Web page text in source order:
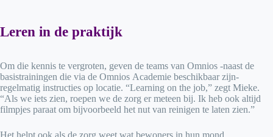
Leren in de praktijk
Om die kennis te vergroten, geven de teams van Omnios -naast de
basistrainingen die via de Omnios Academie beschikbaar zijn-
regelmatig instructies op locatie. “Learning on the job,” zegt Mieke.
“Als we iets zien, roepen we de zorg er meteen bij. Ik heb ook altijd
filmpjes paraat om bijvoorbeeld het nut van reinigen te laten zien.”
Het helpt ook als de zorg weet wat bewoners in hun mond